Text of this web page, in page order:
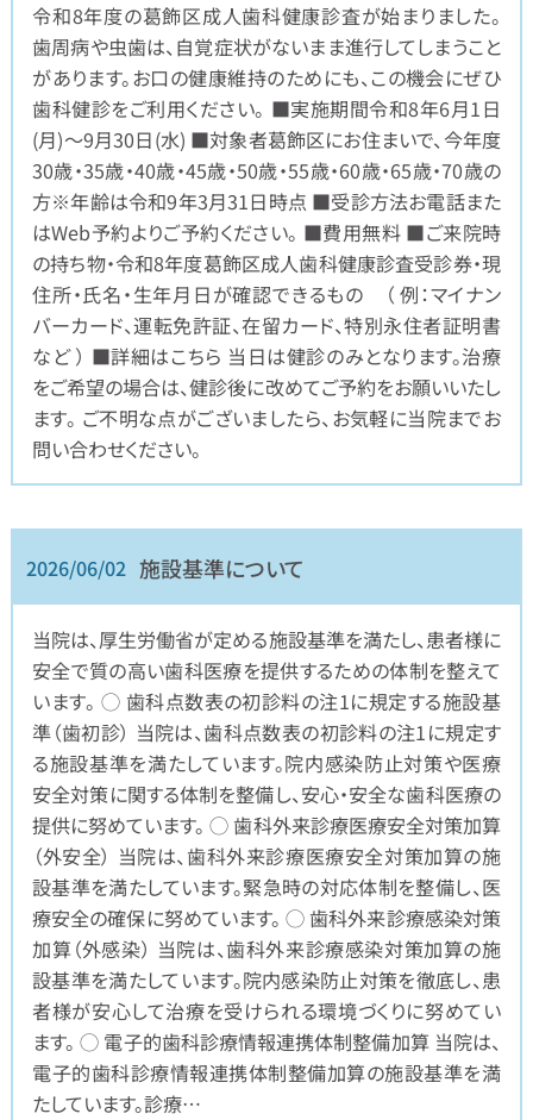
令和8年度の葛飾区成人歯科健康診査が始まりました。
歯周病や虫歯は、自覚症状がないまま進行してしまうこと
があります。お口の健康維持のためにも、この機会にぜひ
歯科健診をご利用ください。 ■実施期間令和8年6月1日
(月)～9月30日(水) ■対象者葛飾区にお住まいで、今年度
30歳・35歳・40歳・45歳・50歳・55歳・60歳・65歳・70歳の
方※年齢は令和9年3月31日時点 ■受診方法お電話また
はWeb予約よりご予約ください。 ■費用無料 ■ご来院時
の持ち物・令和8年度葛飾区成人歯科健康診査受診券・現
住所・氏名・生年月日が確認できるもの （ 例：マイナン
バーカード、運転免許証、在留カード、特別永住者証明書
など ） ■詳細はこちら 当日は健診のみとなります。治療
をご希望の場合は、健診後に改めてご予約をお願いいたし
ます。 ご不明な点がございましたら、お気軽に当院までお
問い合わせください。
2026/06/02 施設基準について
当院は、厚生労働省が定める施設基準を満たし、患者様に
安全で質の高い歯科医療を提供するための体制を整えて
います。 ◯ 歯科点数表の初診料の注1に規定する施設基
準（歯初診） 当院は、歯科点数表の初診料の注1に規定す
る施設基準を満たしています。院内感染防止対策や医療
安全対策に関する体制を整備し、安心・安全な歯科医療の
提供に努めています。 ◯ 歯科外来診療医療安全対策加算
（外安全） 当院は、歯科外来診療医療安全対策加算の施
設基準を満たしています。緊急時の対応体制を整備し、医
療安全の確保に努めています。 ◯ 歯科外来診療感染対策
加算（外感染） 当院は、歯科外来診療感染対策加算の施
設基準を満たしています。院内感染防止対策を徹底し、患
者様が安心して治療を受けられる環境づくりに努めてい
ます。 ◯ 電子的歯科診療情報連携体制整備加算 当院は、
電子的歯科診療情報連携体制整備加算の施設基準を満
たしています。診療…